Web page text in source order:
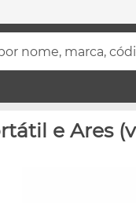
nome, marca,
e Ares